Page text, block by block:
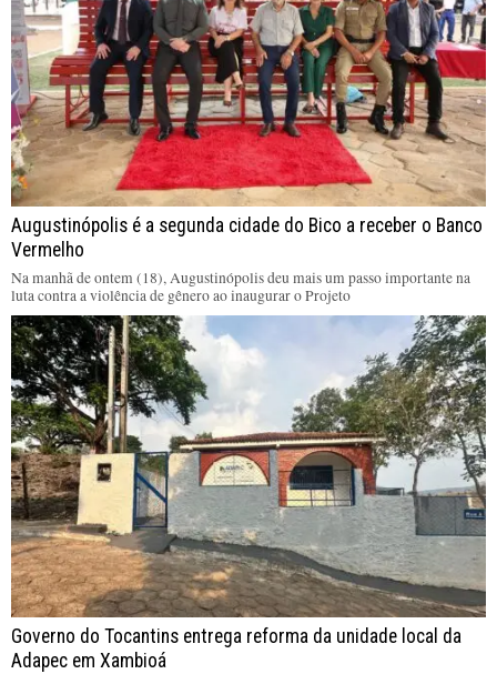
Augustinópolis é a segunda cidade do Bico a receber o Banco
Vermelho
Na manhã de ontem (18), Augustinópolis deu mais um passo importante na
luta contra a violência de gênero ao inaugurar o Projeto
Governo do Tocantins entrega reforma da unidade local da
Adapec em Xambioá